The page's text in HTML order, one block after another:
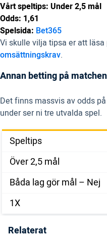
Vårt speltips: Under 2,5 mål
Odds: 1,61
Spelsida: Bet365
Vi skulle vilja tipsa er att
omsättningskrav.
Annan betting på matchen
Det finns massvis av odds
under ser ni tre utvalda spel.
Speltips
Över 2,5 mål
Båda lag gör mål – Nej
1X
Relaterat